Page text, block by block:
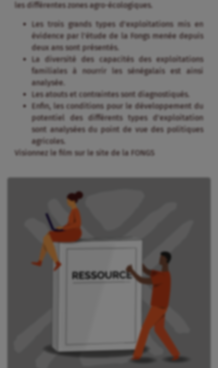
les différentes zones agro-écologiques.
Les trois grands types d’exploitations mis en
évidence par l’étude de la Fongs menée depuis
deux ans sont présentés.
La diversité des capacités des exploitations
familiales à nourrir les sénégalais est ainsi
analysée.
Les atouts et contraintes sont diagnostiqués.
Enfin, les conditions pour le développement du
potentiel des différents types d’exploitation
sont analysées du point de vue des politiques
agricoles.
Visionnez le film sur le site de la FONGS